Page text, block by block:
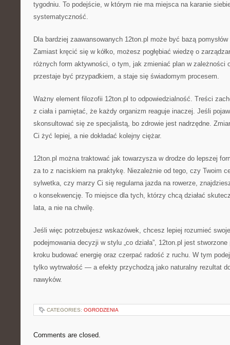
tygodniu. To podejście, w którym nie ma miejsca na karanie
systematyczność.
Dla bardziej zaawansowanych 12ton.pl może być bazą
Zamiast kręcić się w kółko, możesz pogłębiać wiedzę o
różnych form aktywności, o tym, jak zmieniać plan w zależności
przestaje być przypadkiem, a staje się świadomym procesem.
Ważny element filozofii 12ton.pl to odpowiedzialność. Treści
z ciała i pamiętać, że każdy organizm reaguje inaczej. Jeśli
skonsultować się ze specjalistą, bo zdrowie jest nadrzędne.
Ci żyć lepiej, a nie dokładać kolejny ciężar.
12ton.pl można traktować jak towarzysza w drodze do lepszej
za to z naciskiem na praktykę. Niezależnie od tego, czy Twoim
sylwetka, czy marzy Ci się regularna jazda na rowerze,
o konsekwencję. To miejsce dla tych, którzy chcą działać
lata, a nie na chwilę.
Jeśli więc potrzebujesz wskazówek, chcesz lepiej rozumieć
podejmowania decyzji w stylu „co działa”, 12ton.pl jest
kroku budować energię oraz czerpać radość z ruchu. W tym
tylko wytrwałość — a efekty przychodzą jako naturalny rezultat
nawyków.
CATEGORIES: OGRODZENIA
Comments are closed.